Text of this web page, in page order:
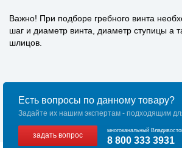
Важно! При подборе гребного винта
шаг и диаметр винта, диаметр ступицы а
шлицов.
Есть вопросы по данному товару?
Задайте их нашим экспертам - подходящим
задать вопрос
многоканальный
8 800 333 3931